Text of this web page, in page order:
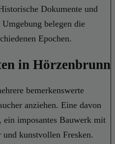
Dokumente und
belegen die
Epochen.
in Hörzenbrunn
bemerkenswerte
anziehen. Eine davon
imposantes Bauwerk mit
kunstvollen Fresken.